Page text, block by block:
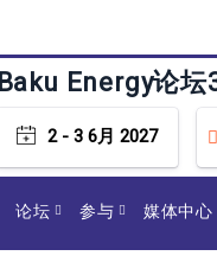
Baku Energy论坛
2 - 3 6月 2027
论坛 参与 媒体中心